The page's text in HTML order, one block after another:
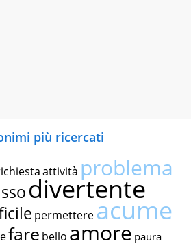
più ricercati
attività problema
divertente
permettereacume
fare bello amore paura